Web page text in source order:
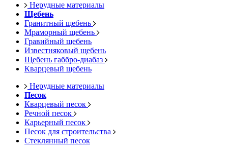
Нерудные материалы
Щебень
Гранитный щебень
Мраморный щебень
Гравийный щебень
Известняковый щебень
Щебень габбро-диабаз
Кварцевый щебень
Нерудные материалы
Песок
Кварцевый песок
Речной песок
Карьерный песок
Песок для строительства
Стеклянный песок